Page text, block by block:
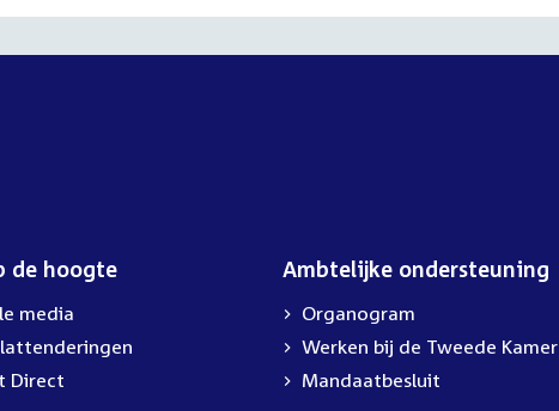
de hoogte
media
Direct
Ambtelijke ondersteuning
Organogram
External
link:
Werken bij de Tweede Kamer
Mandaatbesluit